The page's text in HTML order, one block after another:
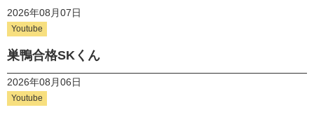
2026年08月07日
Youtube
巣鴨合格SKくん
2026年08月06日
Youtube